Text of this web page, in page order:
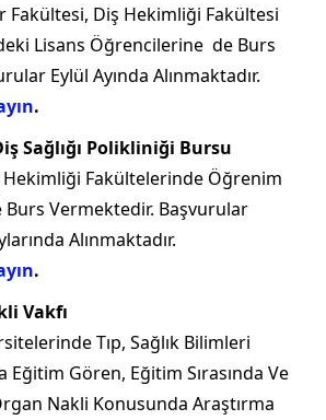
Fakültesi, Diş Hekimliği Fakültesi
Lisans Öğrencilerine de Burs
Eylül Ayında Alınmaktadır.
.
Sağlığı Polikliniği Bursu
Fakültelerinde Öğrenim
Vermektedir. Başvurular
Alınmaktadır.
.
Vakfı
Tıp, Sağlık Bilimleri
Eğitim Gören, Eğitim Sırasında Ve
Nakli Konusunda Araştırma